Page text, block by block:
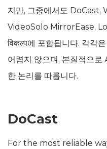
지만, 그중에서도
VideoSolo MirrorEase,
विकल्प에 포함됩니다. 각각
어렵지 않으며, 본질적으
한 논리를 따릅니다.
DoCast
For the most reliable